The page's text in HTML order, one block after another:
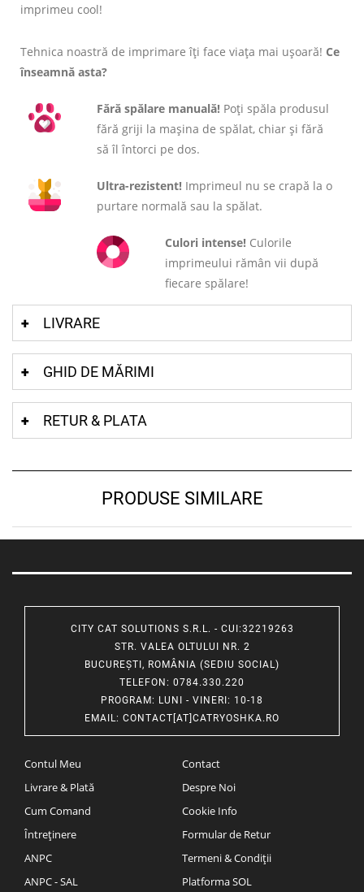
imprimeu cool!
Tehnica noastră de imprimare îți face viața mai ușoară! Ce
înseamnă asta?
Fără spălare manuală! Poți spăla produsul
fără griji la mașina de spălat, chiar și fără
să îl întorci pe dos.
Ultra-rezistent! Imprimeul nu se crapă la o
purtare normală sau la spălat.
Culori intense! Culorile
imprimeului rămân vii după
fiecare spălare!
LIVRARE
GHID DE MĂRIMI
RETUR & PLATA
PRODUSE SIMILARE
CITY CAT SOLUTIONS S.R.L. - CUI:32219263
STR. VALEA OLTULUI NR. 2
BUCUREȘTI, ROMÂNIA (SEDIU SOCIAL)
TELEFON : 0784.330.220
PROGRAM: LUNI - VINERI: 10-18
EMAIL : CONTACT[AT]CATRYOSHKA.RO
Contul Meu
Livrare & Plată
Cum Comand
Întreținere
ANPC
ANPC - SAL
Contact
Despre Noi
Cookie Info
Formular de Retur
Termeni & Condiții
Platforma SOL